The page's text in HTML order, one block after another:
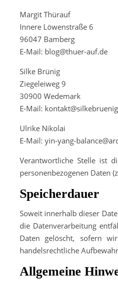
Margit Thürauf
Innere Löwenstraße 6
96047 Bamberg
E-Mail: blog@thuer-auf.de
Silke Brünig
Ziegeleiweg 9
30900 Wedemark
E-Mail:
Ulrike Nikolai
E-Mail: yin-yang-
Verantwortliche Stelle ist
personenbezogenen Daten
Speicherdauer
Soweit innerhalb dieser
die Datenverarbeitung
Daten gelöscht, sofern
handelsrechtliche
Allgemeine